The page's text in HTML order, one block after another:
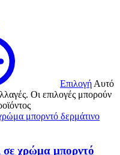
Επιλογή Αυτό
Οι επιλογές μπορούν
σε χρώμα μπορντό